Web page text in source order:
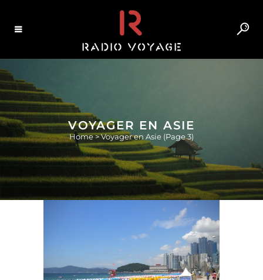
VOYAGER EN ASIE
Home>Voyager en Asie (Page 3)